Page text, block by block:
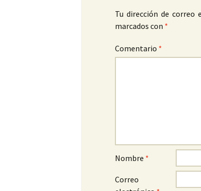
Tu dirección de correo
marcados con *
Comentario *
Nombre *
Correo